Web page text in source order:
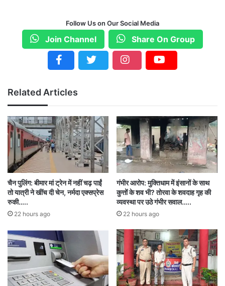
समारोह में शामिल हो रहे हैं.
मां महामाया के भी करेंगे दर्शन : राज्यपाल रमेन डेका दोपहर
12 बजकर 10 मिनट से 1 बजकर 25 मिनट तक न्यू सर्किट
हाउस में रेस्ट करेंगे. दोपहर 1 बजकर 30 मिनट पर
राजपाल डेका कलेक्ट्रेट के मंथन सभा कक्ष में अधिकारियों
की बैठक लेंगे. इसके बाद दोपहर 3 बजे पंडित सुंदरलाल शर्मा
यूनिवर्सिटी के हेलीपैड से रतनपुर रवाना होंगे.जहां वो मां
महामाया देवी के दर्शन करके शाम 4 बजे रायपुर के लिए
रवाना होंगे.
Follow Us on Our Social Media
Join Channel Share On Group
Related Articles
चैन पुलिंग: बीमार मां ट्रेन में नहीं चढ़ पाईं
तो यात्री ने खींच दी चेन, नर्मदा एक्सप्रेस
रुकी…..
22 hours ago
गंभीर आरोप: मुक्तिधाम में इंसानों के साथ
कुत्तों के शव भी? तोरवा के शवदाह गृह की
व्यवस्था पर उठे गंभीर सवाल…..
22 hours ago